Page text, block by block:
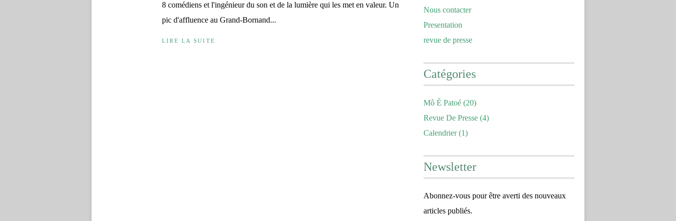
8 comédiens et l'ingénieur du son et de la lumière qui les met en valeur. Un
pic d'affluence au Grand-Bornand...
LIRE LA SUITE
Nous contacter
Presentation
revue de presse
Catégories
Mô È Patoé (20)
Revue De Presse (4)
Calendrier(1)
Newsletter
Abonnez-vous pour être averti des nouveaux
articles publiés.